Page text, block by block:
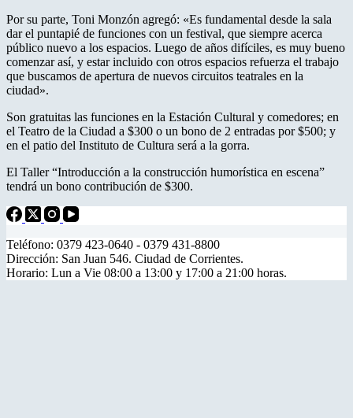
Por su parte, Toni Monzón agregó: «Es fundamental desde la sala
dar el puntapié de funciones con un festival, que siempre acerca
público nuevo a los espacios. Luego de años difíciles, es muy bueno
comenzar así, y estar incluido con otros espacios refuerza el trabajo
que buscamos de apertura de nuevos circuitos teatrales en la
ciudad».
Son gratuitas las funciones en la Estación Cultural y comedores; en
el Teatro de la Ciudad a $300 o un bono de 2 entradas por $500; y
en el patio del Instituto de Cultura será a la gorra.
El Taller “Introducción a la construcción humorística en escena”
tendrá un bono contribución de $300.
Teléfono: 0379 423-0640 - 0379 431-8800
Dirección: San Juan 546. Ciudad de Corrientes.
Horario: Lun a Vie 08:00 a 13:00 y 17:00 a 21:00 horas.